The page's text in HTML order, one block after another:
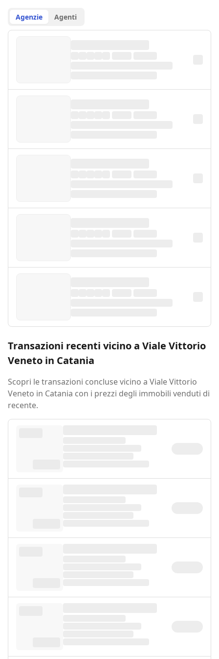
Agenzie Agenti
Transazioni recenti vicino a Viale Vittorio
Veneto in Catania
Scopri le transazioni concluse vicino a Viale Vittorio
Veneto in Catania con i prezzi degli immobili venduti di
recente.